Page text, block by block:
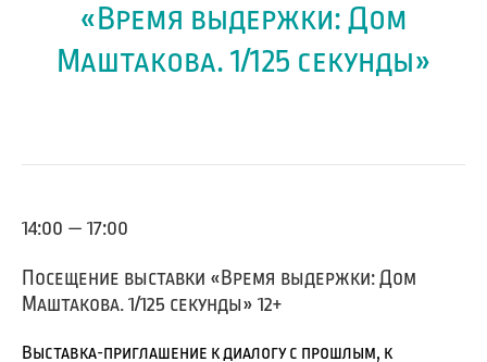
«Время выдержки: Дом
Маштакова. 1/125 секунды»
14:00 — 17:00
Посещение выставки «Время выдержки: Дом
Маштакова. 1/125 секунды» 12+
Выставка-приглашение к диалогу с прошлым, к